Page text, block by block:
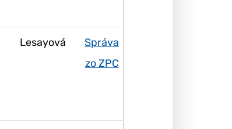
Lesayová
Správa
zo ZPC